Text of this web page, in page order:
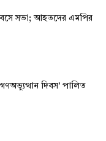
সভা; আহতদের এমপির
দিবস’ পালিত